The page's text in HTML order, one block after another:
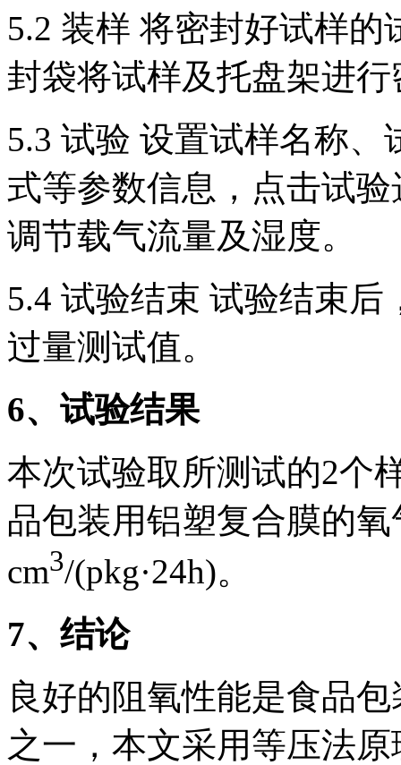
5.2 装样 将密封好试样
封袋将试样及托盘架进
5.3 试验 设置试样名称
式等参数信息，点击试
调节载气流量及湿度。
5.4 试验结束 试验结束
过量测试值。
6、试验结果
本次试验取所测试的2个
品包装用铝塑复合膜的
cm3/(pkg·24h)。
7、结论
良好的阻氧性能是食品
之一，本文采用等压法